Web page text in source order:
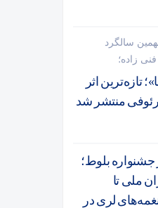
سالگرد
زاده؛
تازه‌ترین اثر
منتشر شد
جشنواره بلوط؛
ملی تا
لری در